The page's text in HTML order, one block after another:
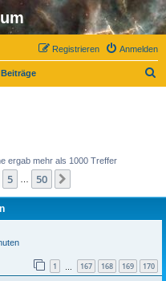
Anmelden
Registrieren
ergab mehr als 1000 Treffer
5 50
1 167 168 169 170